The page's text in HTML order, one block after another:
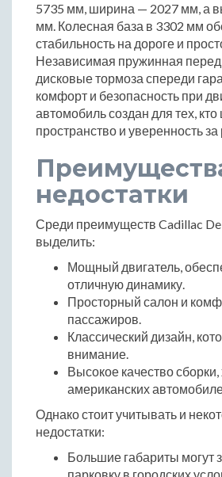
5735 мм, ширина — 2027 мм, а
мм. Колесная база в 3302 мм
стабильность на дороге и
Независимая пружинная
дисковые тормоза спереди
комфорт и безопасность при
автомобиль создан для тех, кто
пространство и уверенность
недостатки
Среди преимуществ Cadillac
выделить:
Мощный двигатель,
отличную динамику.
Просторный салон и
пассажиров.
Классический дизайн,
внимание.
Высокое качество
американских
Однако стоит учитывать и
недостатки:
Большие габариты могут